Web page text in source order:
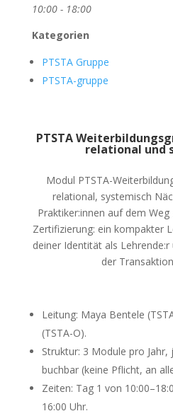
10:00 - 18:00
Kategorien
PTSTA Gruppe
PTSTA-gruppe
PTSTA
relational und
Modul PTSTA-
relational, systemisch
Praktiker:innen auf dem
Zertifizierung: ein kompakter
deiner Identität als
der
Leitung: Maya Bentele
(TSTA-O).
Struktur: 3 Module pro
buchbar (keine Pflicht, an
Zeiten: Tag 1 von
16:00 Uhr.